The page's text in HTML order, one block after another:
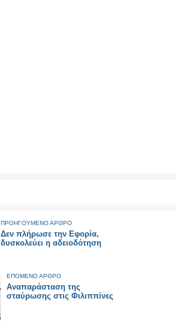
ΠΡΟΗΓΟΥΜΕΝΟ ΑΡΘΡΟ
Δεν πλήρωσε την Εφορία,
δυσκολεύει η αδειοδότηση
ΕΠΟΜΕΝΟ ΑΡΘΡΟ
Αναπαράσταση της
σταύρωσης στις Φιλιππίνες